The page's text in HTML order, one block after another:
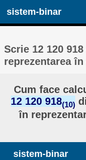
sistem-binar
Scrie 12 120
reprezentarea
Cum face
12 120 918(10)
în
sistem-binar